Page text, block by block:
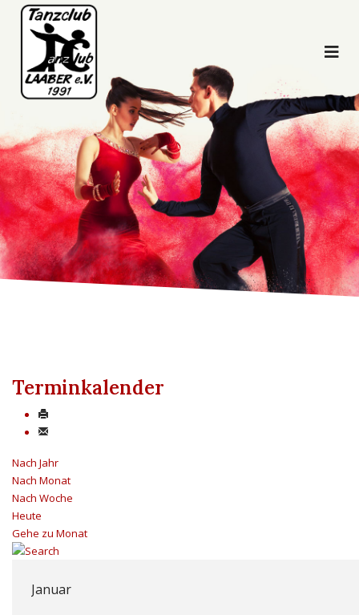
Terminkalender
Nach Jahr
Nach Monat
Nach Woche
Heute
Gehe zu Monat